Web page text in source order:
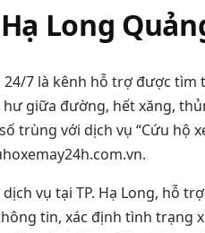
Long
24/7 là kênh hỗ trợ được tìm
giữa đường, hết xăng,
trùng với dịch vụ “Cứu hộ
vụ tại TP. Hạ Long, hỗ
tin, xác định tình trạng